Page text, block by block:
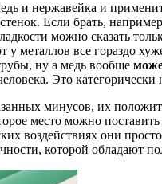
и нержавейка и
Если брать,
можно сказать
у металлов все гораздо
ну а медь вообще
Это
минусов, их
место можно
воздействиях они
которой обладают